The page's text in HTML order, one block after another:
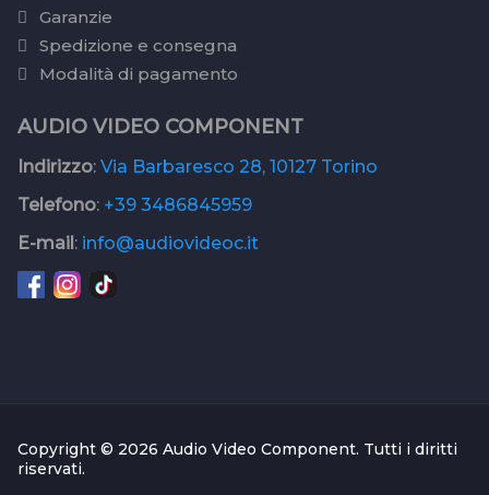
Garanzie
Spedizione e consegna
Modalità di pagamento
AUDIO VIDEO COMPONENT
Indirizzo: Via Barbaresco 28, 10127 Torino
Telefono: +39 3486845959
E-mail: info@audiovideoc.it
Copyright © 2026 Audio Video Component. Tutti i diritti
riservati.